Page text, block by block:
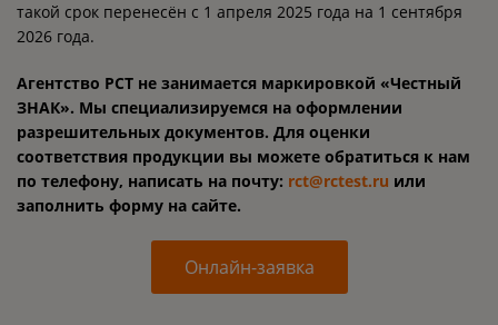
такой срок перенесён с 1 апреля 2025 года на 1 сентября
2026 года.
Агентство РСТ не занимается маркировкой «Честный
ЗНАК». Мы специализируемся на оформлении
разрешительных документов. Для оценки
соответствия продукции вы можете обратиться к нам
по телефону, написать на почту: rct@rctest.ru или
заполнить форму на сайте.
Онлайн-заявка